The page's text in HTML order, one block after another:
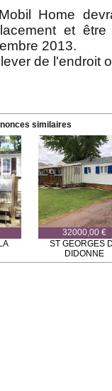
Home
et
2013.
de l'endroit
similaires
32000,00 €
ST GEORGES
DIDONNE